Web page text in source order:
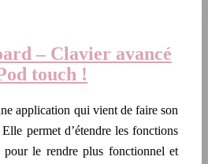
– Clavier avancé
touch !
application qui vient de faire son
permet d’étendre les fonctions
pour le rendre plus fonctionnel et